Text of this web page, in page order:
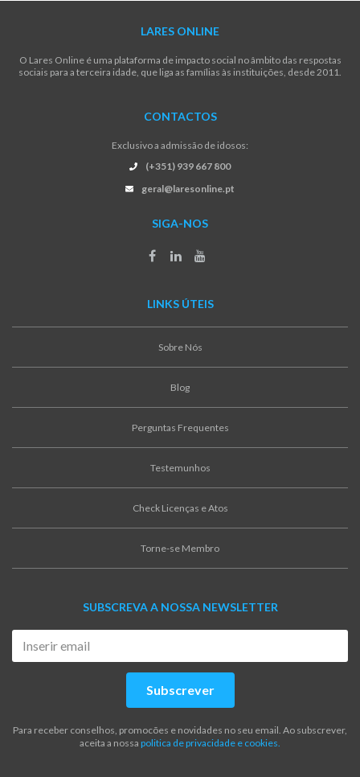
LARES ONLINE
O Lares Online é uma plataforma de impacto social no âmbito das respostas
sociais para a terceira idade, que liga as famílias às instituições, desde 2011.
CONTACTOS
Exclusivo a admissão de idosos:
(+351) 939 667 800
geral@laresonline.pt
SIGA-NOS
LINKS ÚTEIS
Sobre Nós
Blog
Perguntas Frequentes
Testemunhos
Check Licenças e Atos
Torne-se Membro
SUBSCREVA A NOSSA NEWSLETTER
Subscrever
Para receber conselhos, promocões e novidades no seu email. Ao subscrever,
aceita a nossa politica de privacidade e cookies.